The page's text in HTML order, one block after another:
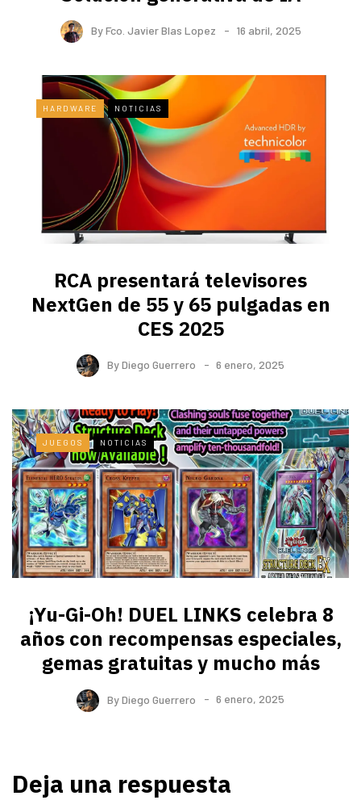
ByFco. Javier Blas Lopez 16 abril, 2025
HARDWARE NOTICIAS
RCA presentará televisores
NextGen de 55 y 65 pulgadas en
CES 2025
ByDiego Guerrero 6 enero, 2025
JUEGOS NOTICIAS
¡Yu-Gi-Oh! DUEL LINKS celebra 8
años con recompensas especiales,
gemas gratuitas y mucho más
ByDiego Guerrero 6 enero, 2025
Deja una respuesta